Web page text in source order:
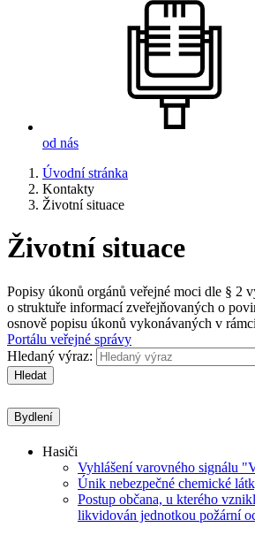
od nás
Úvodní stránka
Kontakty
Životní situace
Životní situace
Popisy úkonů orgánů veřejné moci dle § 2
o struktuře informací zveřejňovaných o
osnově popisu úkonů vykonávaných v
Portálu veřejné správy
Hledaný výraz:
Hledat
Bydlení
Hasiči
Vyhlášení varovného signálu
Únik nebezpečné chemické
Postup občana, u kterého
likvidován jednotkou požární